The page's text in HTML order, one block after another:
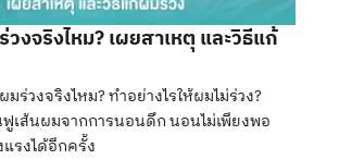
งจริงไหม? เผยสาเหตุ และวิธีแก้
ร่วงจริงไหม? ทำอย่างไรให้ผมไม่ร่วง?
ฟูเส้นผมจากการนอนดึก นอนไม่เพียงพอ
รงได้อีกครั้ง